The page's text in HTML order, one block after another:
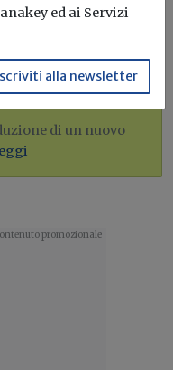
per
di un nuovo
ed ai Servizi
alla newsletter